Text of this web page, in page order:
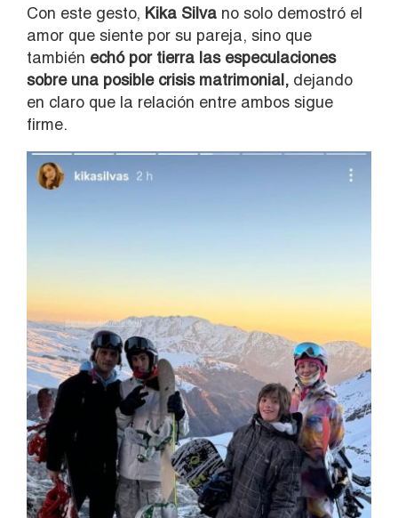
Con este gesto, Kika Silva no solo demostró el
amor que siente por su pareja, sino que
también echó por tierra las especulaciones
sobre una posible crisis matrimonial, dejando
en claro que la relación entre ambos sigue
firme.